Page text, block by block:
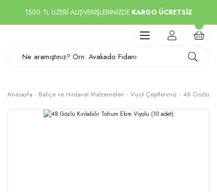
1500 TL ÜZERİ ALIŞVERİŞLERİNİZDE KARGO ÜCRETSİZ
Anasayfa Bahçe ve Hırdavat Malzemeleri Viyol Çeşitlerimiz 48 Gözlü